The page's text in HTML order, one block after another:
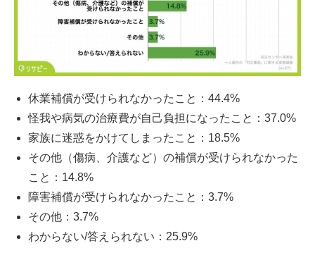
休業補償が受けられなかったこと：44.4%
怪我や病気の治療費が自己負担になったこと：37.0%
家族に迷惑をかけてしまったこと：18.5%
その他（傷病、介護など）の補償が受けられなかった
こと：14.8%
障害補償が受けられなかったこと：3.7%
その他：3.7%
わからない/答えられない：25.9%